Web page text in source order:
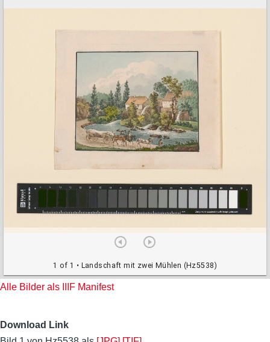
a
1 of 1 • Landschaft mit zwei Mühlen (Hz5538)
Alle Bilder als IIIF Manifest
Download Link